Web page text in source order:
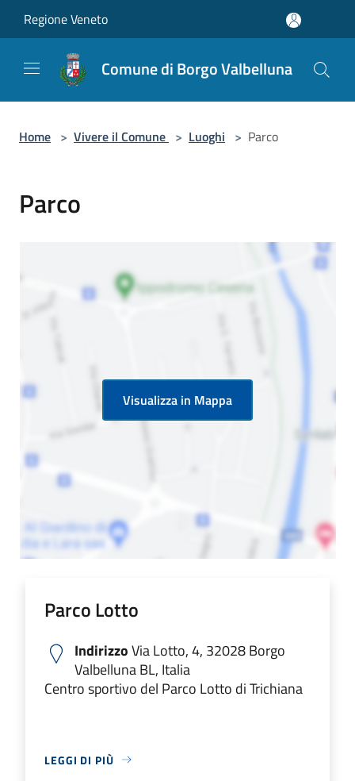
Regione Veneto
Comune di Borgo Valbelluna
Home > Vivere il Comune > Luoghi > Parco
Parco
Visualizza in Mappa
Parco Lotto
IndirizzoVia Lotto, 4, 32028 Borgo
Valbelluna BL, Italia
Centro sportivo del Parco Lotto di Trichiana
LEGGI DI PIÙ